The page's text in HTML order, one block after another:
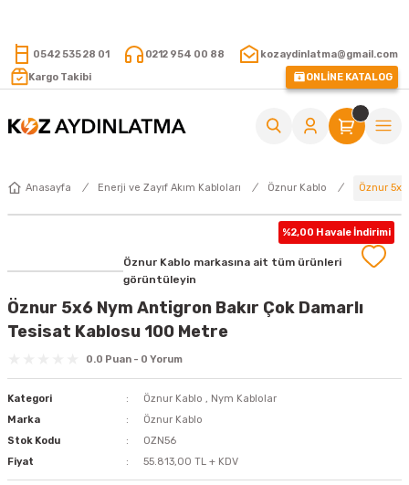
0542 535 28 01 0212 954 00 88
kozaydinlatma@gmail.com
Kargo Takibi
ONLİNE KATALOG
Anasayfa Enerji ve Zayıf Akım Kabloları Öznur Kablo Öznur
%2,00 Havale İndirimi
Öznur Kablo markasına ait tüm ürünleri
görüntüleyin
Öznur 5x6 Nym Antigron Bakır Çok Damarlı
Tesisat Kablosu 100 Metre
0.0 Puan - 0 Yorum
Kategori Öznur Kablo , Nym Kablolar
Marka
Öznur Kablo
Stok Kodu
OZN56
Fiyat
55.813,00 TL + KDV